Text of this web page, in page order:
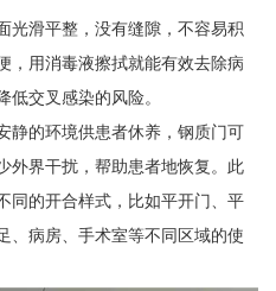
光滑平整，没有缝隙，不容易积
，用消毒液擦拭就能有效去除病
低交叉感染的风险。
静的环境供患者休养，钢质门可
外界干扰，帮助患者地恢复。此
同的开合样式，比如平开门、平
、病房、手术室等不同区域的使